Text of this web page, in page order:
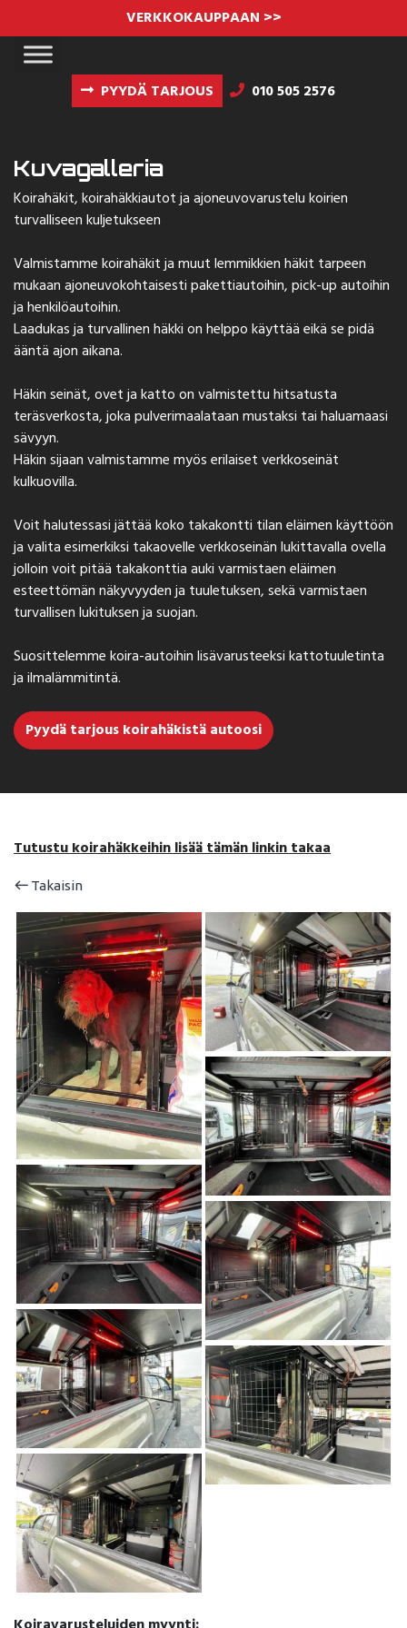
VERKKOKAUPPAAN >>
PYYDÄ TARJOUS 010 505 2576
Kuvagalleria
Koirahäkit, koirahäkkiautot ja ajoneuvovarustelu koirien
turvalliseen kuljetukseen
Valmistamme koirahäkit ja muut lemmikkien häkit tarpeen
mukaan ajoneuvokohtaisesti pakettiautoihin, pick-up autoihin
ja henkilöautoihin.
Laadukas ja turvallinen häkki on helppo käyttää eikä se pidä
ääntä ajon aikana.
Häkin seinät, ovet ja katto on valmistettu hitsatusta
teräsverkosta, joka pulverimaalataan mustaksi tai haluamaasi
sävyyn.
Häkin sijaan valmistamme myös erilaiset verkkoseinät
kulkuovilla.
Voit halutessasi jättää koko takakontti tilan eläimen käyttöön
ja valita esimerkiksi takaovelle verkkoseinän lukittavalla ovella
jolloin voit pitää takakonttia auki varmistaen eläimen
esteettömän näkyvyyden ja tuuletuksen, sekä varmistaen
turvallisen lukituksen ja suojan.
Suosittelemme koira-autoihin lisävarusteeksi kattotuuletinta
ja ilmalämmitintä.
Pyydä tarjous koirahäkistä autoosi
Tutustu koirahäkkeihin lisää tämän linkin takaa
Takaisin